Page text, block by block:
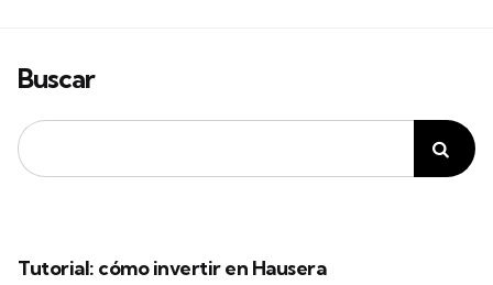
Buscar
Tutorial: cómo invertir en Hausera